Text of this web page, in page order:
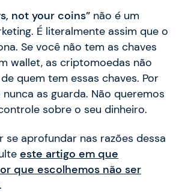
not your coins” não é um
É literalmente assim que o
Se você não tem as chaves
wallet, as criptomoedas não
quem tem essas chaves. Por
as guarda. Não queremos
sobre o seu dinheiro.
se aprofundar nas razões dessa
este artigo em que
que escolhemos não ser
.